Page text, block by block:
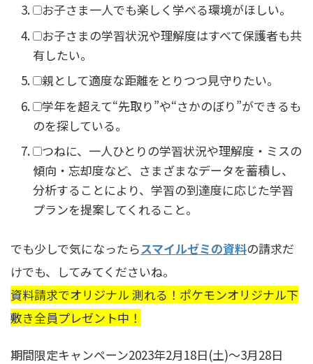
お子さま一人でも楽しく学べる環境がほしい。
お子さまの学習状況や理解度はすべて保護者も共
有したい。
親として適度な距離をとりつつ見守りたい。
学年を超えて“先取り”や“さかのぼり”ができるも
のを探している。
つねに、一人ひとりの学習状況や理解度・ミスの
傾向・忘却度など、さまざまなデータを蓄積し、
分析することにより、学習の到達度に応じた学習
プランを提案してくれること。
でも少しで気になったらスマイルゼミの資料の請求だ
けでも、してみてくださいね。
資料請求でオリジナル 測れる！ポケモンオリジナル下
敷き全員プレゼント中！
期間限定キャンペーン2023年2月18日(土)〜3月28日